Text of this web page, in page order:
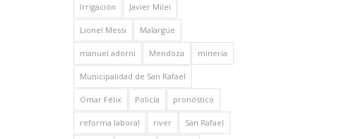
Irrigación Javier Milei
Lionel Messi Malargüe
manuel adorni Mendoza minería
Municipalidad de San Rafael
Omar Félix Policía pronóstico
reforma laboral river San Rafael